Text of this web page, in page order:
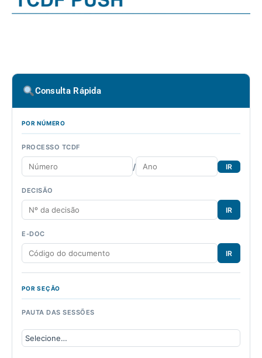
Consulta Rápida
POR NÚMERO
PROCESSO TCDF
/ IR
DECISÃO
IR
E-DOC
IR
POR SEÇÃO
PAUTA DAS SESSÕES